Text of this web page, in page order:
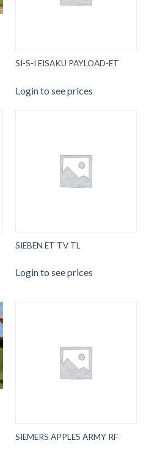
SI-S-I EISAKU PAYLOAD-ET
Login to see prices
SIEBEN ET TV TL
Login to see prices
SIEMERS APPLES ARMY RF